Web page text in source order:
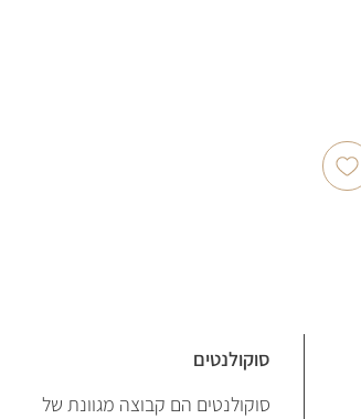
סוקולנטים
סוקולנטים הם קבוצה מגוונת של